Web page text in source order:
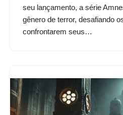
seu lançamento, a série
gênero de terror, desafiando
confrontarem seus…